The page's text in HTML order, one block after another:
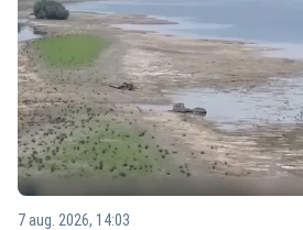
7 aug. 2026, 14:03